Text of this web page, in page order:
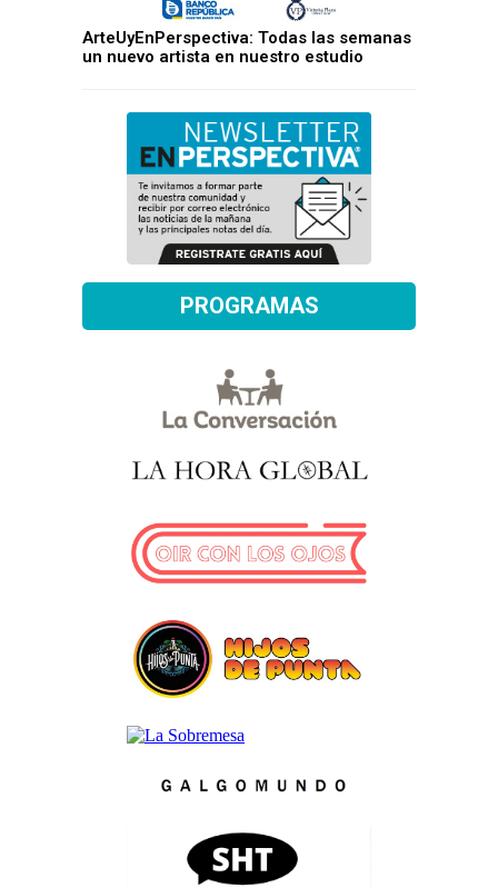
ArteUyEnPerspectiva: Todas las semanas
un nuevo artista en nuestro estudio
PROGRAMAS